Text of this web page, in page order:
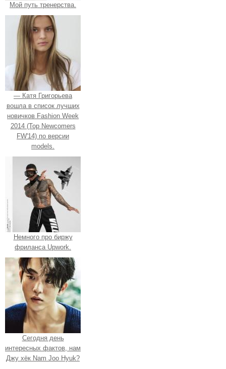
Мой путь тренерства.
— Катя Григорьева
вошла в список лучших
новичков Fashion Week
2014 (Top Newcomers
FW'14) по версии
models.
Немного про биржу
фриланса Upwork.
Сегодня день
интересных фактов, нам
Джу хёк Nam Joo Hyuk?